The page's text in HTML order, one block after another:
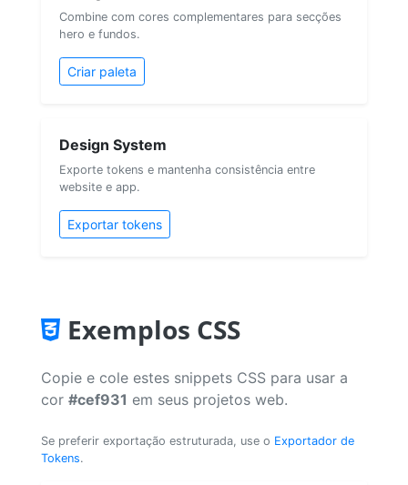
Combine com cores complementares para secções
hero e fundos.
Criar paleta
Design System
Exporte tokens e mantenha consistência entre
website e app.
Exportar tokens
Exemplos CSS
Copie e cole estes snippets CSS para usar a
cor #cef931 em seus projetos web.
Se preferir exportação estruturada, use o Exportador de
Tokens.